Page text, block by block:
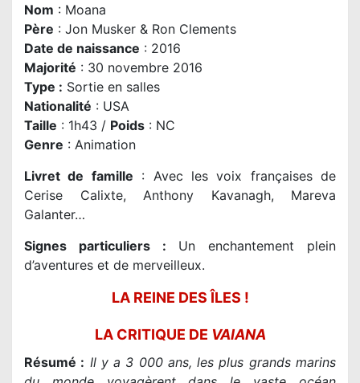
Nom : Moana
Père : Jon Musker & Ron Clements
Date de naissance : 2016
Majorité : 30 novembre 2016
Type : Sortie en salles
Nationalité : USA
Taille : 1h43 / Poids : NC
Genre : Animation
Livret de famille : Avec les voix françaises de
Cerise Calixte, Anthony Kavanagh, Mareva
Galanter…
Signes particuliers : Un enchantement plein
d’aventures et de merveilleux.
LA REINE DES ÎLES !
LA CRITIQUE DE VAIANA
Résumé : Il y a 3 000 ans, les plus grands marins